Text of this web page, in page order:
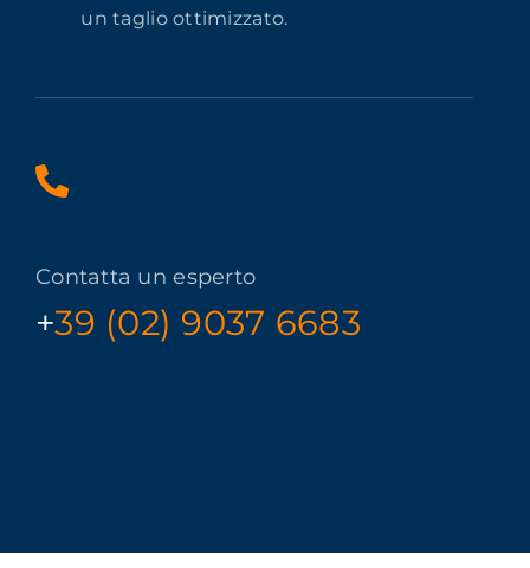
un taglio ottimizzato.
Contatta un esperto
+39 (02) 9037 6683